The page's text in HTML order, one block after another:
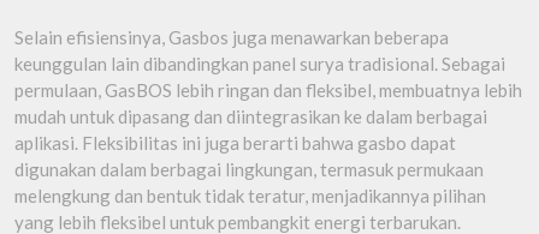
Selain efisiensinya, Gasbos juga menawarkan beberapa
keunggulan lain dibandingkan panel surya tradisional. Sebagai
permulaan, GasBOS lebih ringan dan fleksibel, membuatnya lebih
mudah untuk dipasang dan diintegrasikan ke dalam berbagai
aplikasi. Fleksibilitas ini juga berarti bahwa gasbo dapat
digunakan dalam berbagai lingkungan, termasuk permukaan
melengkung dan bentuk tidak teratur, menjadikannya pilihan
yang lebih fleksibel untuk pembangkit energi terbarukan.